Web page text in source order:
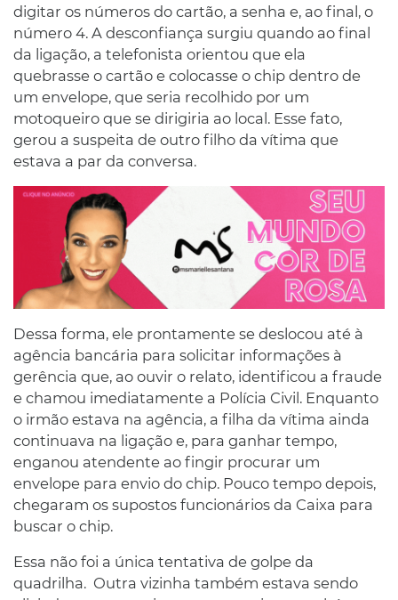
digitar os números do cartão, a senha e, ao final, o
número 4. A desconfiança surgiu quando ao final
da ligação, a telefonista orientou que ela
quebrasse o cartão e colocasse o chip dentro de
um envelope, que seria recolhido por um
motoqueiro que se dirigiria ao local. Esse fato,
gerou a suspeita de outro filho da vítima que
estava a par da conversa.
Dessa forma, ele prontamente se deslocou até à
agência bancária para solicitar informações à
gerência que, ao ouvir o relato, identificou a fraude
e chamou imediatamente a Polícia Civil. Enquanto
o irmão estava na agência, a filha da vítima ainda
continuava na ligação e, para ganhar tempo,
enganou atendente ao fingir procurar um
envelope para envio do chip. Pouco tempo depois,
chegaram os supostos funcionários da Caixa para
buscar o chip.
Essa não foi a única tentativa de golpe da
quadrilha. Outra vizinha também estava sendo